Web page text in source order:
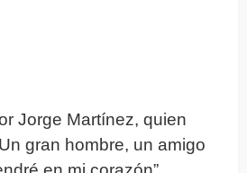
Jorge Martínez, quien
gran hombre, un amigo